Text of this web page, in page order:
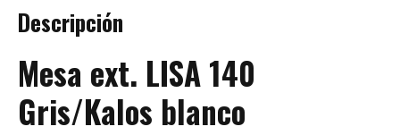
Descripción
Mesa ext. LISA 140
Gris/Kalos blanco